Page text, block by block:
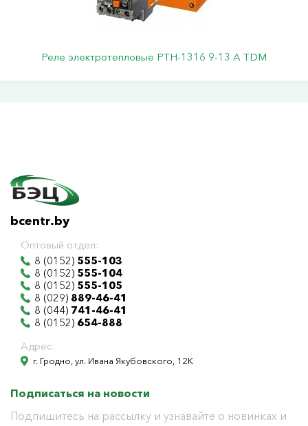
Реле электротепловые РТН-1316 9-13 А TDM
bcentr.by
Оптовый отдел:
8 (0152) 555-103
8 (0152) 555-104
8 (0152) 555-105
8 (029) 889-46-41
8 (044) 741-46-41
8 (0152) 654-888
Адрес:
г. Гродно, ул. Ивана Якубовского, 12К
Подписаться на новости
Подпишитесь на рассылку и узнавайте о новинках и